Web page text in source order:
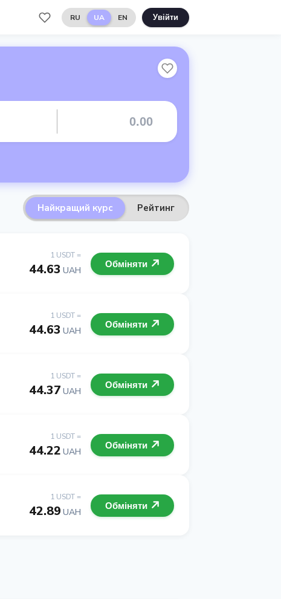
RU UA EN Увійти
Найкращий курс Рейтинг
1 USDT =
44.63 UAH
Обміняти
1 USDT =
44.63 UAH
Обміняти
1 USDT =
44.37 UAH
Обміняти
1 USDT =
44.22 UAH
Обміняти
1 USDT =
42.89 UAH
Обміняти